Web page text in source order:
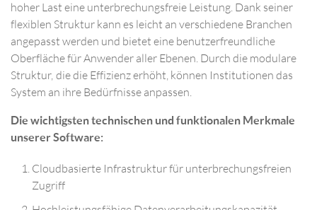
hoher Last eine unterbrechungsfreie Leistung. Dank seiner
flexiblen Struktur kann es leicht an verschiedene Branchen
angepasst werden und bietet eine benutzerfreundliche
Oberfläche für Anwender aller Ebenen. Durch die modulare
Struktur, die die Effizienz erhöht, können Institutionen das
System an ihre Bedürfnisse anpassen.
Die wichtigsten technischen und funktionalen Merkmale
unserer Software:
Cloudbasierte Infrastruktur für unterbrechungsfreien
Zugriff